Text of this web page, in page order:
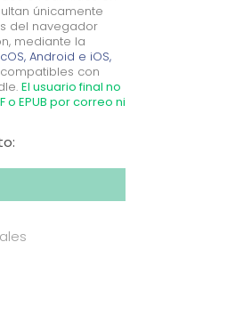
únicamente
del navegador
mediante la
Android e iOS,
con
El usuario final no
EPUB por correo ni